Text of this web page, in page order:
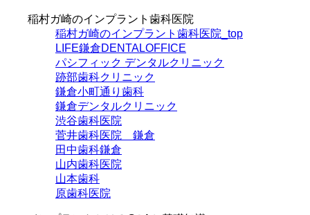
稲村ガ崎のインプラント歯科医院
稲村ガ崎のインプラント歯科医院_top
LIFE鎌倉DENTALOFFICE
パシフィック デンタルクリニック
跡部歯科クリニック
鎌倉小町通り歯科
鎌倉デンタルクリニック
渋谷歯科医院
菅井歯科医院 鎌倉
田中歯科鎌倉
山内歯科医院
山本歯科
原歯科医院